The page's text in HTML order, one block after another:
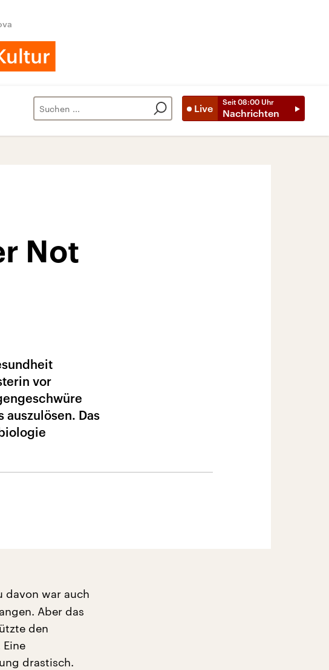
Live
Seit 08:00 Uhr
Nachrichten
Not
vor
Das
davon war auch
Aber das
den
drastisch.